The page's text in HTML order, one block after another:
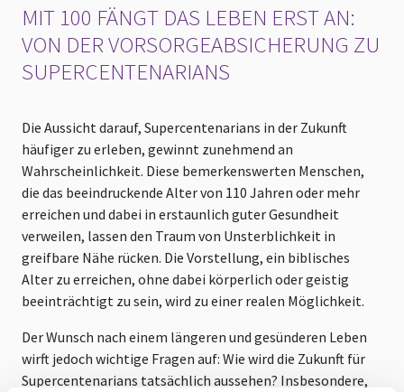
MIT 100 FÄNGT DAS LEBEN ERST AN:
VON DER VORSORGEABSICHERUNG ZU
SUPERCENTENARIANS
Die Aussicht darauf, Supercentenarians in der Zukunft
häufiger zu erleben, gewinnt zunehmend an
Wahrscheinlichkeit. Diese bemerkenswerten Menschen,
die das beeindruckende Alter von 110 Jahren oder mehr
erreichen und dabei in erstaunlich guter Gesundheit
verweilen, lassen den Traum von Unsterblichkeit in
greifbare Nähe rücken. Die Vorstellung, ein biblisches
Alter zu erreichen, ohne dabei körperlich oder geistig
beeinträchtigt zu sein, wird zu einer realen Möglichkeit.
Der Wunsch nach einem längeren und gesünderen Leben
wirft jedoch wichtige Fragen auf: Wie wird die Zukunft für
Supercentenarians tatsächlich aussehen? Insbesondere,